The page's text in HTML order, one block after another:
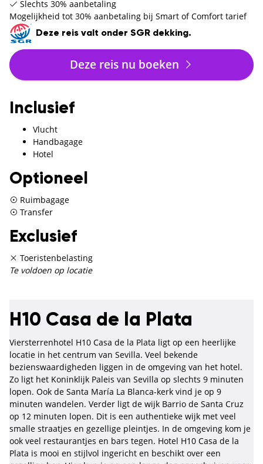
Slechts 30% aanbetaling
Mogelijkheid tot 30% aanbetaling bij Smart of Comfort tarief
Deze reis valt onder SGR dekking.
Deze reis nu boeken
Inclusief
Vlucht
Handbagage
Hotel
Optioneel
Ruimbagage
Transfer
Exclusief
Toeristenbelasting
Te voldoen op locatie
H10 Casa de la Plata
Viersterrenhotel H10 Casa de la Plata ligt op een heerlijke
locatie in het centrum van Sevilla. Veel bekende
bezienswaardigheden liggen in de omgeving van het hotel.
Zo ligt het Koninklijk Paleis van Sevilla op slechts 9 minuten
lopen. Ook de Santa María La Blanca-kerk vind je op 9
minuten wandelen. Verder ligt de wijk Barrio de Santa Cruz
op 12 minuten lopen. Dit is een authentieke wijk met veel
smalle straatjes en gezellige pleintjes. In de omgeving kom je
ook veel restaurantjes en bars tegen. Hotel H10 Casa de la
Plata is mooi en stijlvol ingericht en beschikt over een